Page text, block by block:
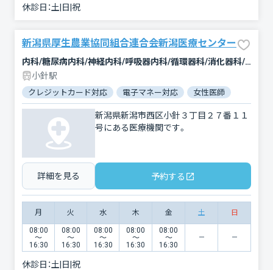
休診日：土|日|祝
新潟県厚生農業協同組合連合会新潟医療センター
内科/糖尿病内科/神経内科/呼吸器内科/循環器科/消化器科/腎臓内科・外科/外科/脳神経外科/心臓血管外科/乳腺外科/整形外科/形成外科/小児科/産婦人科/眼科/耳鼻咽喉科/皮膚科/泌尿器科/精神科・神経科/心療内科/歯科/歯科口腔外科/小児歯科/リハビリテーション/放射線科/臨床検査・病理診断/救急科/麻酔科
小針駅
クレジットカード対応 電子マネー対応 女性医師
新潟県新潟市西区小針３丁目２７番１１
号にある医療機関です。
詳細を見る 予約する
月 火 水 木 金 土 日
08:00
〜
16:30
08:00
〜
16:30
08:00
〜
16:30
08:00
〜
16:30
08:00
〜
16:30
休診日：土|日|祝